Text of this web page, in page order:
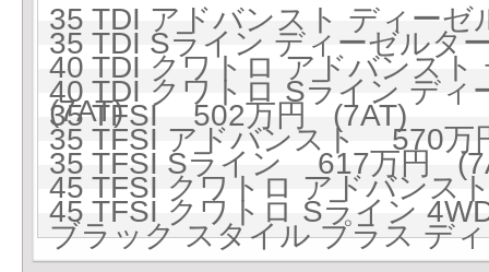
35 TDI アドバンスト ディー
35 TDI Sライン ディーゼル
40 TDI クワトロ アドバンス
(7AT)
40 TDI クワトロ Sライン デ
35 TFSI 502万円 (7AT)
35 TFSI アドバンスト 570万
35 TFSI Sライン 617万円
45 TFSI クワトロ アドバン
45 TFSI クワトロ Sライン
ブラック スタイル プラス デ